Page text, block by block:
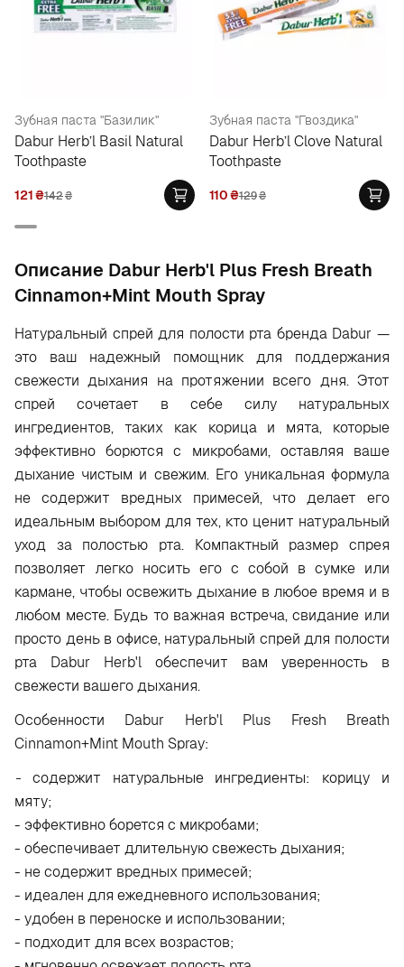
Зубная паста "Базилик"
Dabur Herb’l Basil Natural
Toothpaste
121₴142₴
Зубная паста "Гвоздика"
Dabur Herb’l Clove Natural
Toothpaste
110₴129₴
Oписание Dabur Herb'l Plus Fresh Breath
Cinnamon+Mint Mouth Spray
Натуральный спрей для полости рта бренда Dabur —
это ваш надежный помощник для поддержания
свежести дыхания на протяжении всего дня. Этот
спрей сочетает в себе силу натуральных
ингредиентов, таких как корица и мята, которые
эффективно борются с микробами, оставляя ваше
дыхание чистым и свежим. Его уникальная формула
не содержит вредных примесей, что делает его
идеальным выбором для тех, кто ценит натуральный
уход за полостью рта. Компактный размер спрея
позволяет легко носить его с собой в сумке или
кармане, чтобы освежить дыхание в любое время и в
любом месте. Будь то важная встреча, свидание или
просто день в офисе, натуральный спрей для полости
рта Dabur Herb'l обеспечит вам уверенность в
свежести вашего дыхания.
Особенности Dabur Herb'l Plus Fresh Breath
Cinnamon+Mint Mouth Spray:
- содержит натуральные ингредиенты: корицу и
мяту;
- эффективно борется с микробами;
- обеспечивает длительную свежесть дыхания;
- не содержит вредных примесей;
- идеален для ежедневного использования;
- удобен в переноске и использовании;
- подходит для всех возрастов;